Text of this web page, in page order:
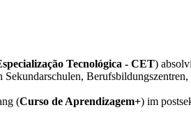
Tecnológica - CET)
(Curso de Aprendizagem+) im